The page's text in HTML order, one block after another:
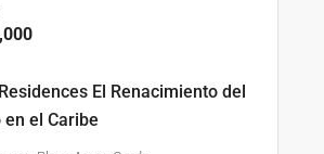
El Renacimiento del
en el Caribe